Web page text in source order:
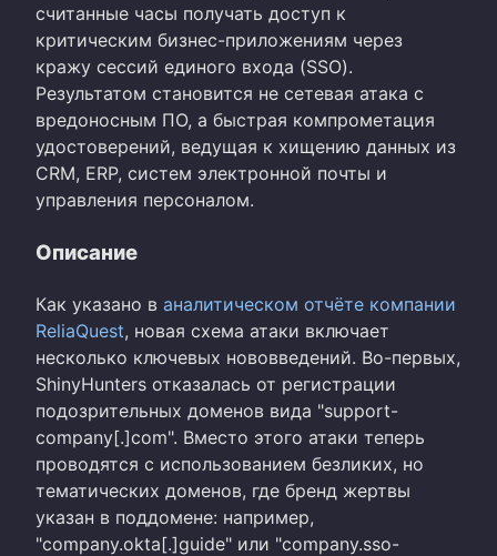
считанные часы получать доступ к
критическим бизнес-приложениям через
кражу сессий единого входа (SSO).
Результатом становится не сетевая атака с
вредоносным ПО, а быстрая компрометация
удостоверений, ведущая к хищению данных из
CRM, ERP, систем электронной почты и
управления персоналом.
Описание
Как указано в аналитическом отчёте компании
ReliaQuest, новая схема атаки включает
несколько ключевых нововведений. Во-первых,
ShinyHunters отказалась от регистрации
подозрительных доменов вида "support-
company[.]com". Вместо этого атаки теперь
проводятся с использованием безликих, но
тематических доменов, где бренд жертвы
указан в поддомене: например,
"company.okta[.]guide" или "company.sso-